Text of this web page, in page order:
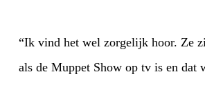
“Ik vind het wel zorgelijk hoor. Ze
als de Muppet Show op tv is en dat